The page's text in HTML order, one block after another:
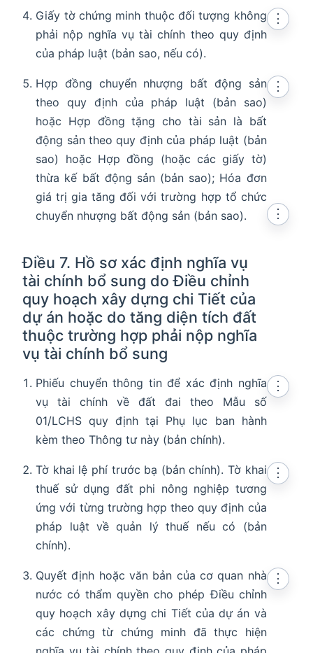
Giấy tờ chứng minh thuộc đối tượng không
phải nộp nghĩa vụ tài chính theo quy định
của pháp luật (bản sao, nếu có).
⋮
Hợp đồng chuyển nhượng bất động sản
theo quy định của pháp luật (bản sao)
hoặc Hợp đồng tặng cho tài sản là bất
động sản theo quy định của pháp luật (bản
sao) hoặc Hợp đồng (hoặc các giấy tờ)
thừa kế bất động sản (bản sao); Hóa đơn
giá trị gia tăng đối với trường hợp tổ chức
chuyển nhượng bất động sản (bản sao).
⋮
Điều 7. Hồ sơ xác định nghĩa vụ
tài chính bổ sung do Điều chỉnh
quy hoạch xây dựng chi Tiết của
dự án hoặc do tăng diện tích đất
thuộc trường hợp phải nộp nghĩa
vụ tài chính bổ sung
⋮
Phiếu chuyển thông tin để xác định nghĩa
vụ tài chính về đất đai theo Mẫu số
01/LCHS quy định tại Phụ lục ban hành
kèm theo Thông tư này (bản chính).
⋮
Tờ khai lệ phí trước bạ (bản chính). Tờ khai
thuế sử dụng đất phi nông nghiệp tương
ứng với từng trường hợp theo quy định của
pháp luật về quản lý thuế nếu có (bản
chính).
⋮
Quyết định hoặc văn bản của cơ quan nhà
nước có thẩm quyền cho phép Điều chỉnh
quy hoạch xây dựng chi Tiết của dự án và
các chứng từ chứng minh đã thực hiện
⋮